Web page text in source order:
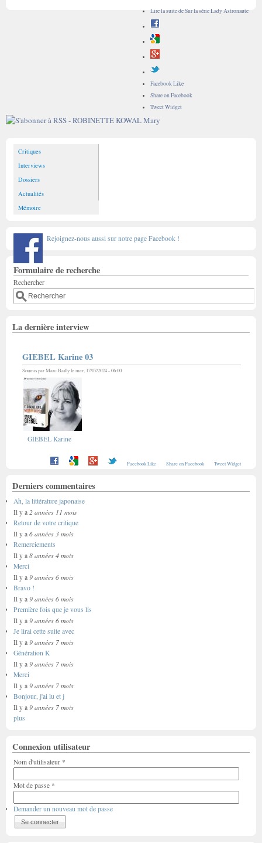
Lire la suitede Sur la série Lady Astronaute
Facebook Like
Share on Facebook
Tweet Widget
Critiques
Interviews
Dossiers
Actualités
Mémoire
Rejoignez-nous aussi sur notre page Facebook !
Formulaire de recherche
Rechercher
La dernière interview
GIEBEL Karine 03
Soumis parMarc Baillyle mer, 17/07/2024 - 06:00
GIEBEL Karine
Facebook Like Share on Facebook Tweet Widget
Derniers commentaires
Ah, la littérature japonaise
Il y a 2 années 11 mois
Retour de votre critique
Il y a 6 années 3 mois
Remerciements
Il y a 8 années 4 mois
Merci
Il y a 9 années 6 mois
Bravo !
Il y a 9 années 6 mois
Première fois que je vous lis
Il y a 9 années 6 mois
Je lirai cette suite avec
Il y a 9 années 7 mois
Génération K
Il y a 9 années 7 mois
Merci
Il y a 9 années 7 mois
Bonjour, j'ai lu et j
Il y a 9 années 7 mois
plus
Connexion utilisateur
Nom d'utilisateur *
Mot de passe *
Demander un nouveau mot de passe